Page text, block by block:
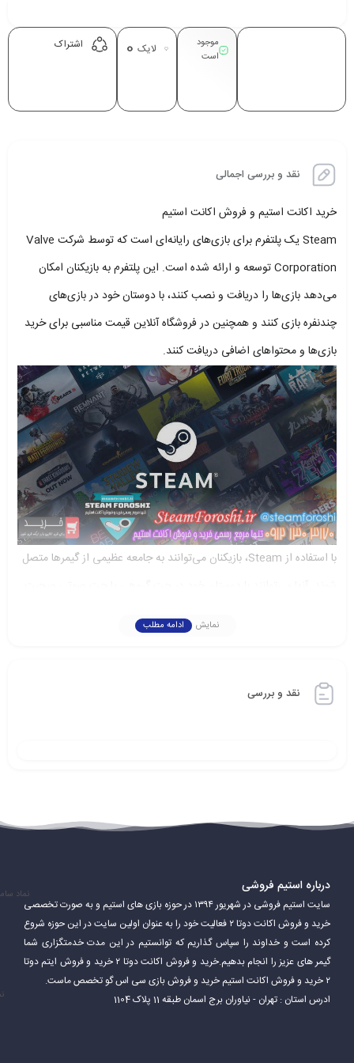
موجود
است
لایک 0 اشتراک
نقد و بررسی اجمالی
خرید اکانت استیم و فروش اکانت استیم
Steam یک پلتفرم برای بازی‌های رایانه‌ای است که توسط شرکت Valve
Corporation توسعه و ارائه شده است. این پلتفرم به بازیکنان امکان
می‌دهد بازی‌ها را دریافت و نصب کنند، با دوستان خود در بازی‌های
چندنفره بازی کنند و همچنین در فروشگاه آنلاین قیمت مناسبی برای خرید
بازی‌ها و محتواهای اضافی دریافت کنند.
با استفاده از Steam، بازیکنان می‌توانند به جامعه عظیمی از گیمرها متصل
Steam همچنین قابلیت‌های اضافی ارائه می‌دهد که به بازیکنان امکان
می‌دهد از آن لذت ببرند. این شامل سابقه بازی، برنامه و نمایه بازیکنان و
نمایش ادامه مطلب
نقد و بررسی
درباره استیم فروشی
سایت استیم فروشی در شهریور ۱۳۹۴ در حوزه بازی های استیم و به صورت تخصصی
خرید و فروش اکانت دوتا ۲ فعالیت خود را به عنوان اولین سایت در این حوزه شروع
کرده است و خداوند را سپاس گذاریم که توانستیم در این مدت خدمتگزاری شما
گیمر های عزیز را انجام بدهیم.خرید و فروش اکانت دوتا ۲ خرید و فروش ایتم دوتا
۲ خرید و فروش اکانت استیم خرید و فروش بازی سی اس گو تخصص ماست.
ادرس استان : تهران - نیاوران برج اسمان طبقه 11 پلاک 1104
نماد